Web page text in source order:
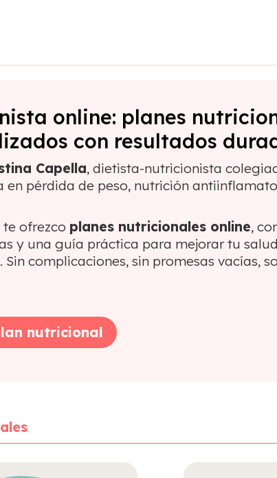
online: planes
con resultados
Capella, dietista-nutricionista
en pérdida de peso, nutrición
te ofrezco planes nutricionales online,
y una guía práctica para mejorar tu
complicaciones, sin promesas vacías,
nutricional